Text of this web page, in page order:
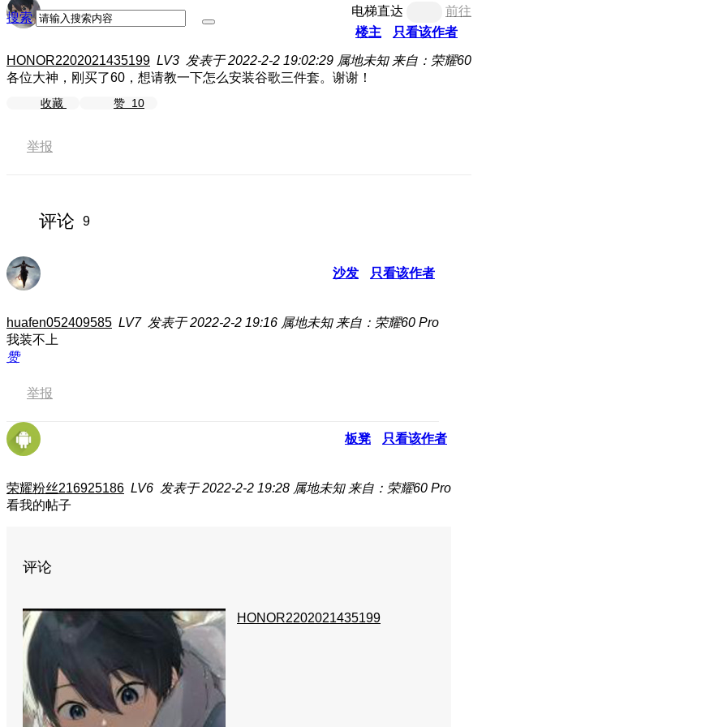
搜索 电梯直达
前往
楼主
只看该作者
HONOR2202021435199 LV3 发表于 2022-2-2 19:02:29 属地未知 来自：荣耀60
各位大神，刚买了60，想请教一下怎么安装谷歌三件套。谢谢！
收藏 赞 10
举报
评论 9
沙发 只看该作者
huafen052409585 LV7 发表于 2022-2-2 19:16 属地未知 来自：荣耀60 Pro
我装不上
赞
举报
板凳 只看该作者
荣耀粉丝216925186 LV6 发表于 2022-2-2 19:28 属地未知 来自：荣耀60 Pro
看我的帖子
评论
HONOR2202021435199